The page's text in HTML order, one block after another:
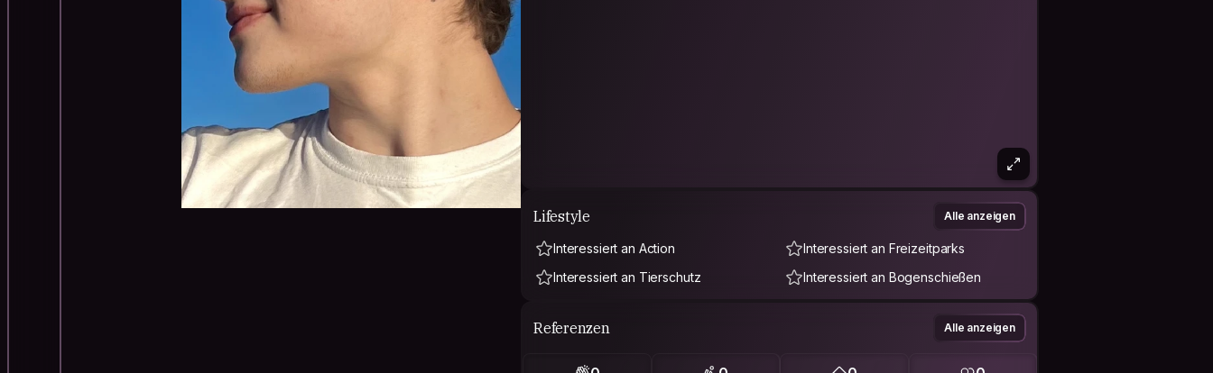
Lifestyle Alle anzeigen
Interessiert an Action
Interessiert an Freizeitparks
Interessiert an Tierschutz
Interessiert an Bogenschießen
Referenzen Alle anzeigen